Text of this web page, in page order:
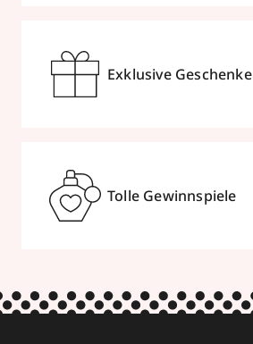
Exklusive Geschenke
Tolle Gewinnspiele